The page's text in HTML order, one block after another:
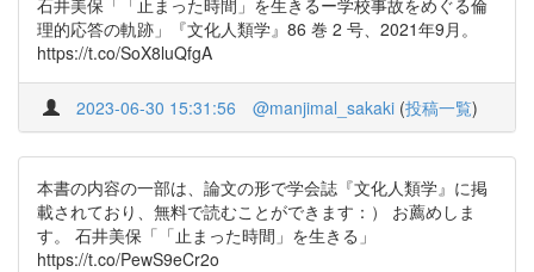
石井美保「「止まった時間」を生きるー学校事故をめぐる倫
理的応答の軌跡」『文化人類学』86 巻 2 号、2021年9月。
https://t.co/SoX8luQfgA
2023-06-30 15:31:56 @manjimal_sakaki (投稿一覧)
本書の内容の一部は、論文の形で学会誌『文化人類学』に掲
載されており、無料で読むことができます：） お薦めしま
す。 石井美保「「止まった時間」を生きる」
https://t.co/PewS9eCr2o